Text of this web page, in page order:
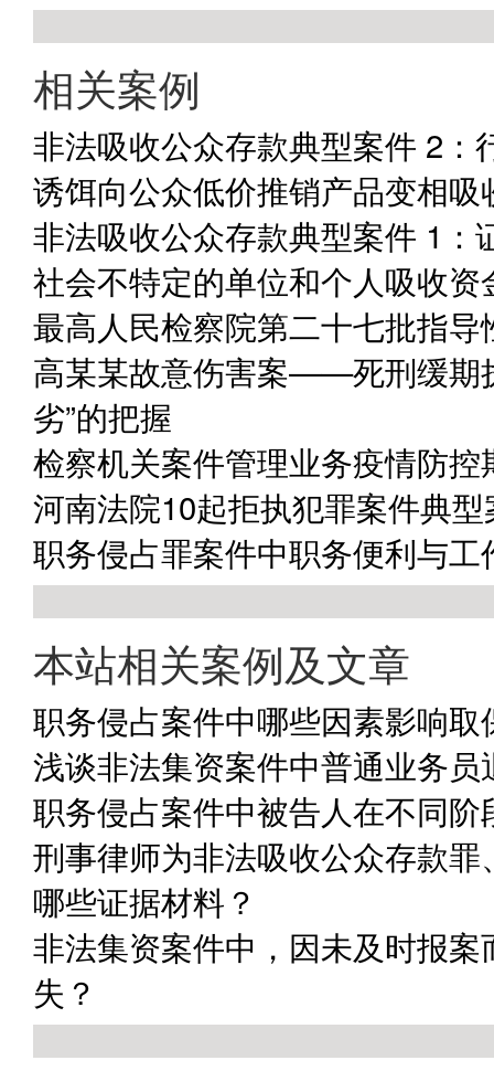
相关案例
非法吸收公众存款典型案件 2
诱饵向公众低价推销产品变相
非法吸收公众存款典型案件 1
社会不特定的单位和个人吸收
最高人民检察院第二十七批指
高某某故意伤害案——死刑缓期
劣”的把握
检察机关案件管理业务疫情防
河南法院10起拒执犯罪案件典型
职务侵占罪案件中职务便利与工
本站相关案例及文章
职务侵占案件中哪些因素影响
浅谈非法集资案件中普通业务
职务侵占案件中被告人在不同
刑事律师为非法吸收公众存款
哪些证据材料？
非法集资案件中，因未及时报
失？